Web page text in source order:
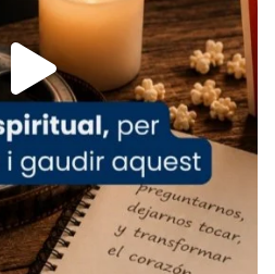
Barcelona
i Semproniana ens
de Tortosa, ha
juliol la missa de Les